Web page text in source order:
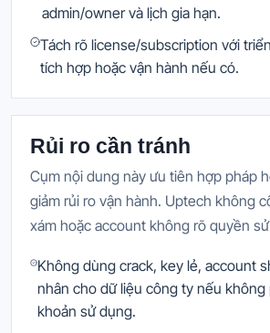
admin/owner và lịch gia hạn.
Tách rõ license/subscription với
tích hợp hoặc vận hành nếu có.
Rủi ro cần tránh
Cụm nội dung này ưu tiên hợp pháp
giảm rủi ro vận hành. Uptech không
xám hoặc account không rõ quyền
Không dùng crack, key lẻ, account
nhân cho dữ liệu công ty nếu
khoản sử dụng.